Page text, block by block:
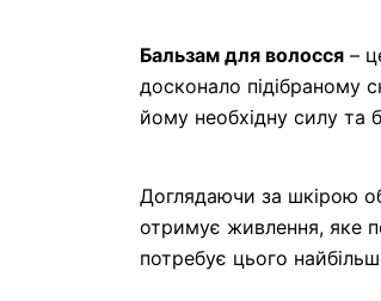
Бальзам для волосся –
досконало підібраному
йому необхідну силу та
Доглядаючи за шкірою
отримує живлення, яке
потребує цього